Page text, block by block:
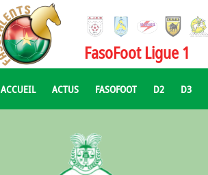
FasoFoot Ligue 1
ACCUEIL ACTUS FASOFOOT D2 D3